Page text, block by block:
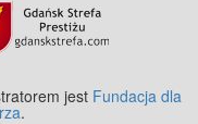
jest Fundacja dla
.